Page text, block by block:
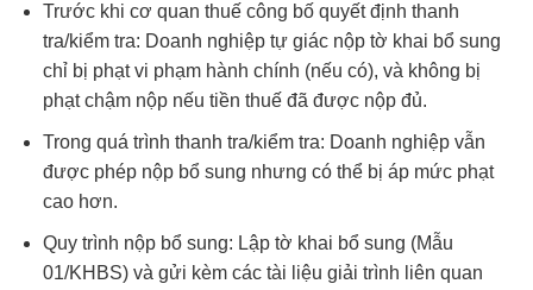
Trước khi cơ quan thuế công bố quyết định thanh
tra/kiểm tra: Doanh nghiệp tự giác nộp tờ khai bổ sung
chỉ bị phạt vi phạm hành chính (nếu có), và không bị
phạt chậm nộp nếu tiền thuế đã được nộp đủ.
Trong quá trình thanh tra/kiểm tra: Doanh nghiệp vẫn
được phép nộp bổ sung nhưng có thể bị áp mức phạt
cao hơn.
Quy trình nộp bổ sung: Lập tờ khai bổ sung (Mẫu
01/KHBS) và gửi kèm các tài liệu giải trình liên quan